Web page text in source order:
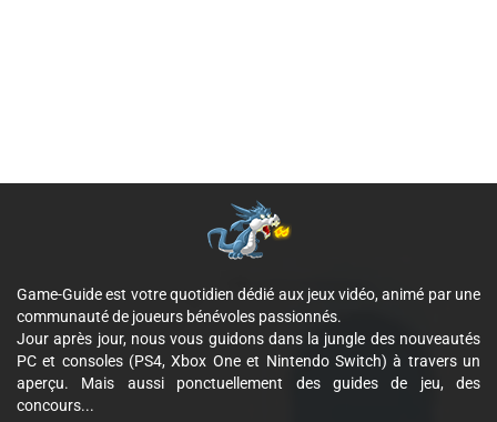
Game-Guide est votre quotidien dédié aux jeux vidéo, animé par une
communauté de joueurs bénévoles passionnés.
Jour après jour, nous vous guidons dans la jungle des nouveautés
PC et consoles (PS4, Xbox One et Nintendo Switch) à travers un
aperçu. Mais aussi ponctuellement des guides de jeu, des
concours...